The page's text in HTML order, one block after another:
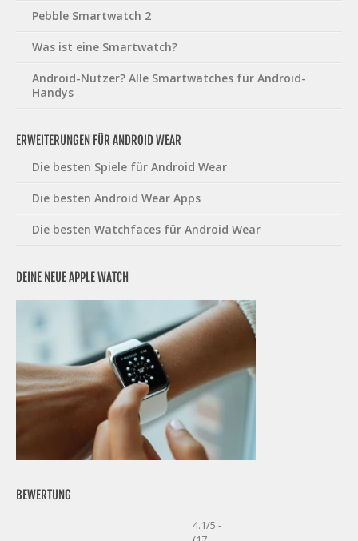
Pebble Smartwatch 2
Was ist eine Smartwatch?
Android-Nutzer? Alle Smartwatches für Android-
Handys
ERWEITERUNGEN FÜR ANDROID WEAR
Die besten Spiele für Android Wear
Die besten Android Wear Apps
Die besten Watchfaces für Android Wear
DEINE NEUE APPLE WATCH
BEWERTUNG
4.1/5 -